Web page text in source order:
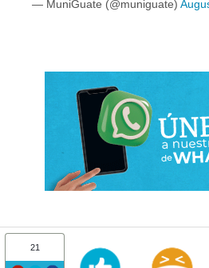
— MuniGuate (@muniguate)
21